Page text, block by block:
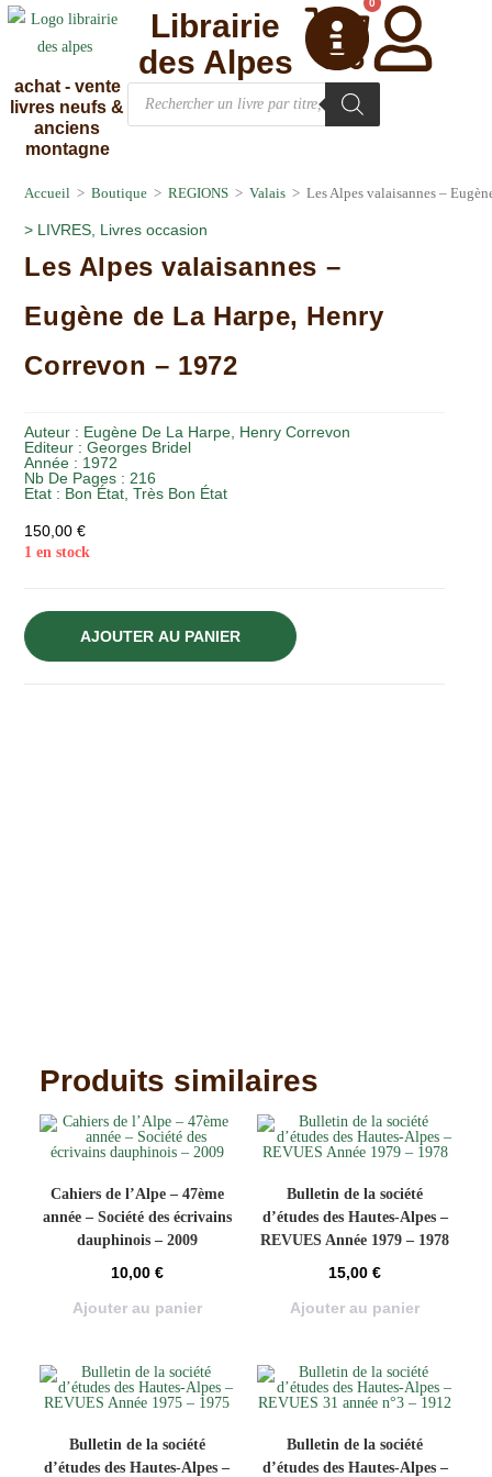
achat - vente
livres neufs &
anciens
montagne
0
Librairie
des Alpes
Accueil > Boutique > REGIONS > Valais > Les Alpes valaisannes –
> LIVRES, Livres occasion
Les Alpes valaisannes –
Eugène de La Harpe, Henry
Correvon – 1972
Auteur : Eugène De La Harpe, Henry Correvon
Editeur :Georges Bridel
Année : 1972
Nb De Pages : 216
Etat : Bon État,Très Bon État
150,00€
1 en stock
AJOUTER AU PANIER
Produits similaires
Cahiers de l’Alpe – 47ème
année – Société des écrivains
dauphinois – 2009
10,00 €
Ajouter au panier
Bulletin de la société
d’études des Hautes-Alpes –
REVUES Année 1979 – 1978
15,00€
Ajouter au panier
Bulletin de la société
d’études des Hautes-Alpes –
Bulletin de la société
d’études des Hautes-Alpes –